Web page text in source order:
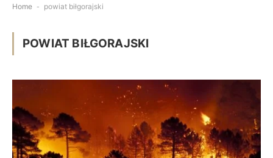
Home - powiat biłgorajski
POWIAT BIŁGORAJSKI